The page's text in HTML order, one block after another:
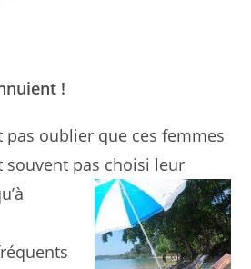
!
pas oublier que ces femmes
souvent pas choisi leur